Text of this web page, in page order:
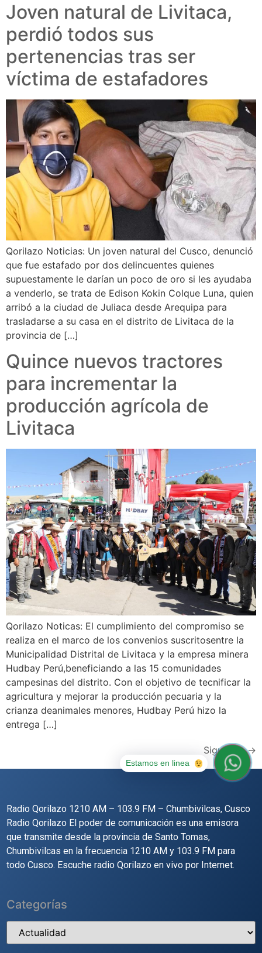
Joven natural de Livitaca,
perdió todos sus
pertenencias tras ser
víctima de estafadores
Qorilazo Noticias: Un joven natural del Cusco, denunció
que fue estafado por dos delincuentes quienes
supuestamente le darían un poco de oro si les ayudaba
a venderlo, se trata de Edison Kokin Colque Luna, quien
arribó a la ciudad de Juliaca desde Arequipa para
trasladarse a su casa en el distrito de Livitaca de la
provincia de […]
Quince nuevos tractores
para incrementar la
producción agrícola de
Livitaca
Qorilazo Noticas: El cumplimiento del compromiso se
realiza en el marco de los convenios suscritosentre la
Municipalidad Distrital de Livitaca y la empresa minera
Hudbay Perú,beneficiando a las 15 comunidades
campesinas del distrito. Con el objetivo de tecnificar la
agricultura y mejorar la producción pecuaria y la
crianza deanimales menores, Hudbay Perú hizo la
entrega […]
Siguiente→
Radio Qorilazo 1210 AM – 103.9 FM – Chumbivilcas, Cusco
Radio Qorilazo El poder de comunicación es una emisora
que transmite desde la provincia de Santo Tomas,
Chumbivilcas en la frecuencia 1210 AM y 103.9 FM para
todo Cusco. Escuche radio Qorilazo en vivo por Internet.
Categorías
Estamos en linea